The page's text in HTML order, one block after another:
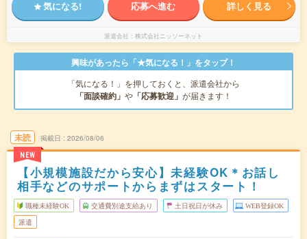
気になる! 応募へ進む 詳しく見る
派遣会社 株式会社ニッソーネット
興味があったら「★気になる！」をタップ！
「気になる！」を押しておくと、派遣会社から
「面談確約」 や 「応募歓迎」 が届きます！
未読
NEW
掲載日 2026/08/06
【小規模施設だから安心】未経験OK＊お話し
相手などのサポートからまずはスタート！
職種未経験OK 交通費別途支給あり 土日祝日が休み WEB登録OK
派遣